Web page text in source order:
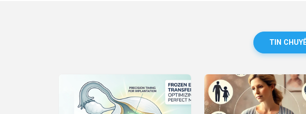
TIN